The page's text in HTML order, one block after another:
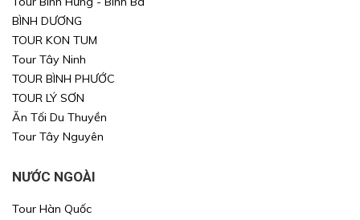
BÌNH DƯƠNG
TOUR KON TUM
Tour Tây Ninh
TOUR BÌNH PHƯỚC
TOUR LÝ SƠN
Ăn Tối Du Thuyền
Tour Tây Nguyên
NƯỚC NGOÀI
Tour Hàn Quốc